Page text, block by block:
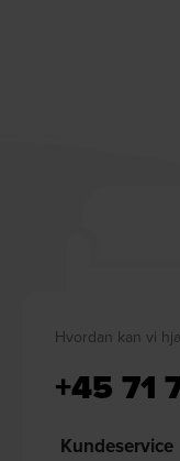
Hvordan kan vi
+45 71
Kundeservice